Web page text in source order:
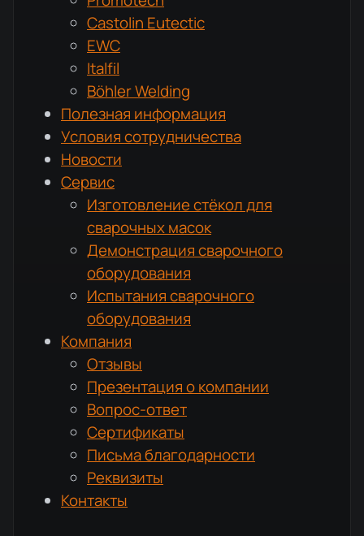
Castolin Eutectic
EWC
Italfil
Böhler Welding
Полезная информация
Условия сотрудничества
Новости
Сервис
Изготовление стёкол для
сварочных масок
Демонстрация сварочного
оборудования
Испытания сварочного
оборудования
Компания
Отзывы
Презентация о компании
Вопрос-ответ
Сертификаты
Письма благодарности
Реквизиты
Контакты